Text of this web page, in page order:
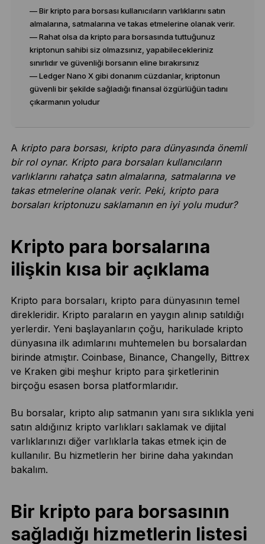
— Bir kripto para borsası kullanıcıların varlıklarını satın
almalarına, satmalarına ve takas etmelerine olanak verir.
— Rahat olsa da kripto para borsasında tuttuğunuz
kriptonun sahibi siz olmazsınız, yapabilecekleriniz
sınırlıdır ve güvenliği borsanın eline bırakırsınız
— Ledger Nano X gibi donanım cüzdanlar, kriptonun
güvenli bir şekilde sağladığı finansal özgürlüğün tadını
çıkarmanın yoludur
A kripto para borsası, kripto para dünyasında önemli
bir rol oynar. Kripto para borsaları kullanıcıların
varlıklarını rahatça satın almalarına, satmalarına ve
takas etmelerine olanak verir. Peki, kripto para
borsaları kriptonuzu saklamanın en iyi yolu mudur?
Kripto para borsalarına
ilişkin kısa bir açıklama
Kripto para borsaları, kripto para dünyasının temel
direkleridir. Kripto paraların en yaygın alınıp satıldığı
yerlerdir. Yeni başlayanların çoğu, harikulade kripto
dünyasına ilk adımlarını muhtemelen bu borsalardan
birinde atmıştır. Coinbase, Binance, Changelly, Bittrex
ve Kraken gibi meşhur kripto para şirketlerinin
birçoğu esasen borsa platformlarıdır.
Bu borsalar, kripto alıp satmanın yanı sıra sıklıkla yeni
satın aldığınız kripto varlıkları saklamak ve dijital
varlıklarınızı diğer varlıklarla takas etmek için de
kullanılır. Bu hizmetlerin her birine daha yakından
bakalım.
Bir kripto para borsasının
sağladığı hizmetlerin listesi